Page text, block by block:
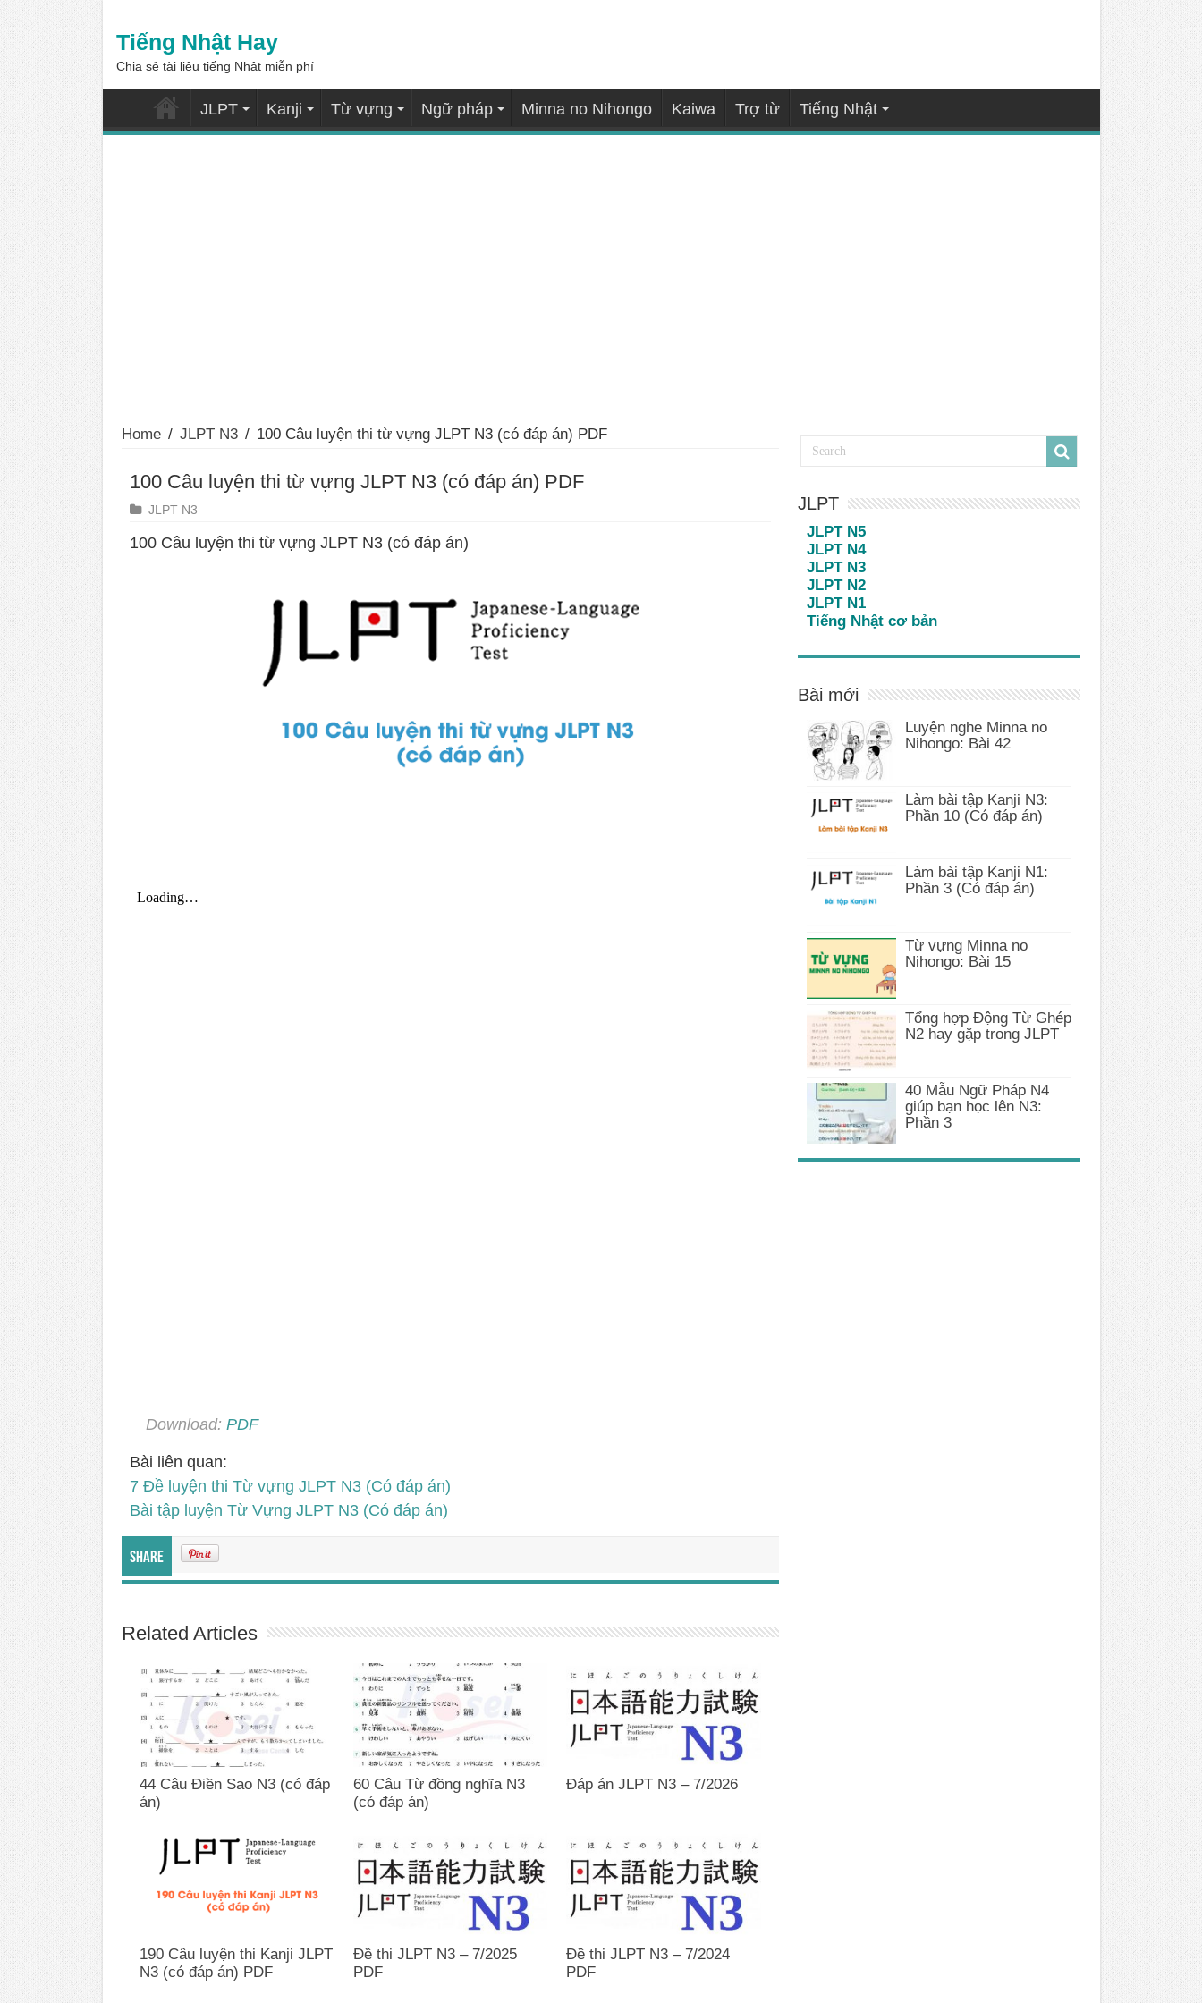
Tiếng Nhật Hay
Chia sẻ tài liệu tiếng Nhật miễn phí
JLPT Kanji Từ vựng Ngữ pháp Minna no Nihongo Kaiwa Trợ từ Tiếng Nhật
Home / JLPT N3 / 100 Câu luyện thi từ vựng JLPT N3 (có đáp án) PDF
100 Câu luyện thi từ vựng JLPT N3 (có đáp án) PDF
JLPT N3
100 Câu luyện thi từ vựng JLPT N3 (có đáp án)
Download: PDF
Bài liên quan:
7 Đề luyện thi Từ vựng JLPT N3 (Có đáp án)
Bài tập luyện Từ Vựng JLPT N3 (Có đáp án)
Share
Related Articles
44 Câu Điền Sao N3 (có đáp
án)
60 Câu Từ đồng nghĩa N3
(có đáp án)
Đáp án JLPT N3 – 7/2026
190 Câu luyện thi Kanji JLPT
N3 (có đáp án) PDF
Đề thi JLPT N3 – 7/2025
PDF
Đề thi JLPT N3 – 7/2024
PDF
JLPT
JLPT N5
JLPT N4
JLPT N3
JLPT N2
JLPT N1
Tiếng Nhật cơ bản
Bài mới
Luyện nghe Minna no
Nihongo: Bài 42
Làm bài tập Kanji N3:
Phần 10 (Có đáp án)
Làm bài tập Kanji N1:
Phần 3 (Có đáp án)
Từ vựng Minna no
Nihongo: Bài 15
Tổng hợp Động Từ Ghép
N2 hay gặp trong JLPT
40 Mẫu Ngữ Pháp N4
giúp bạn học lên N3:
Phần 3